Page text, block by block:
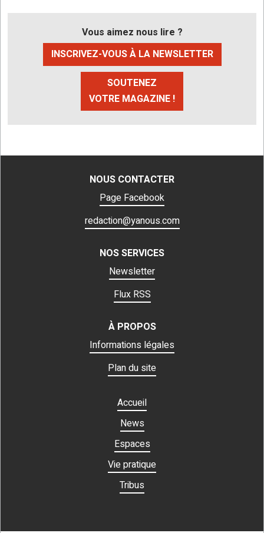
Vous aimez nous lire ?
INSCRIVEZ-VOUS À LA NEWSLETTER
SOUTENEZ
VOTRE MAGAZINE !
NOUS CONTACTER
Page Facebook
redaction@yanous.com
NOS SERVICES
Newsletter
Flux RSS
À PROPOS
Informations légales
Plan du site
Accueil
News
Espaces
Vie pratique
Tribus